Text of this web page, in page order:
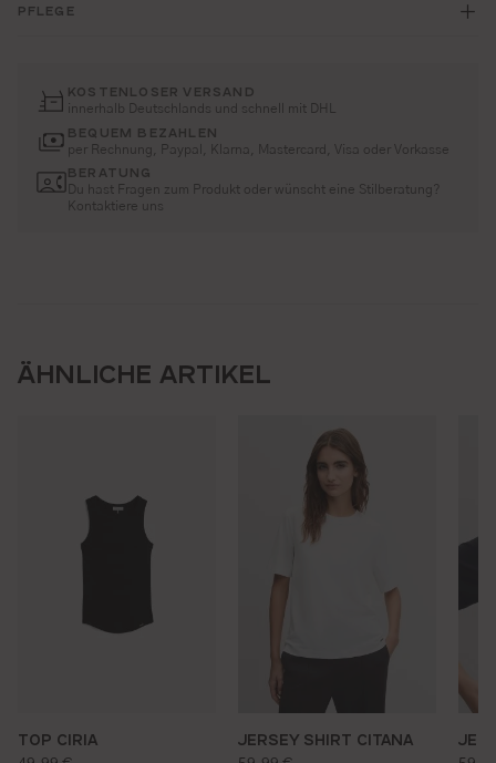
PFLEGE
KOSTENLOSER VERSAND
innerhalb Deutschlands und schnell mit DHL
BEQUEM BEZAHLEN
per Rechnung, Paypal, Klarna, Mastercard, Visa oder Vorkasse
BERATUNG
Du hast Fragen zum Produkt oder wünscht eine Stilberatung?
Kontaktiere uns
ÄHNLICHE ARTIKEL
TOP CIRIA JERSEY SHIRT CITANA